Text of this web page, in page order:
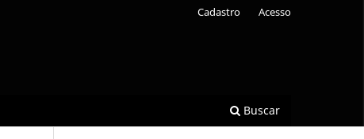
Buscar
Cadastro Acesso